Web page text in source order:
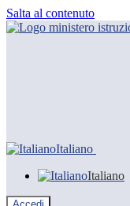
Salta al contenuto
Italiano
Italiano